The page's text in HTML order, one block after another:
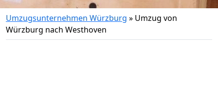
Umzugsunternehmen Würzburg » Umzug von
Würzburg nach Westhoven